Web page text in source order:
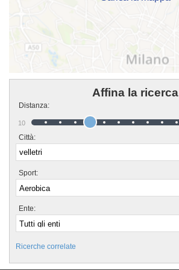
Affina la ricerca
Distanza:
10
Città:
Sport:
Ente:
Ricerche correlate